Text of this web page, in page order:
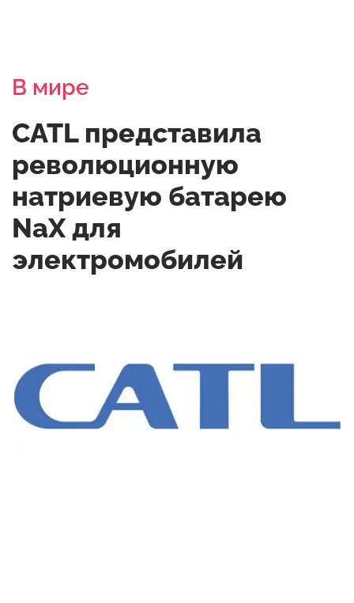
В мире
CATL представила
революционную
натриевую батарею
NaX для
электромобилей